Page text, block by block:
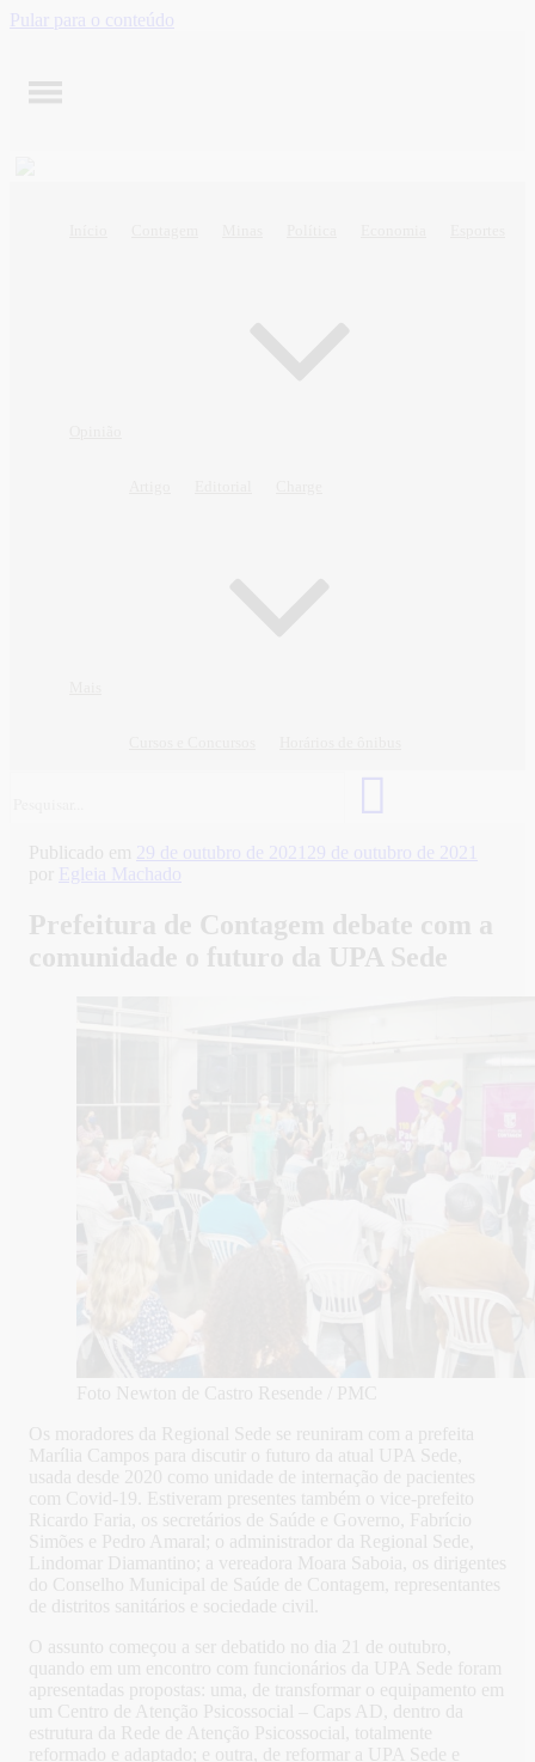
Pular para o conteúdo
Publicado em 29 de outubro de 2021
29 de outubro de 2021
por
Egleia Machado
Prefeitura de Contagem debate com a
comunidade o futuro da UPA Sede
Foto Newton de Castro Resende / PMC
Os moradores da Regional Sede se reuniram com a prefeita
Marília Campos para discutir o futuro da atual UPA Sede,
usada desde 2020 como unidade de internação de pacientes
com Covid-19. Estiveram presentes também o vice-prefeito
Ricardo Faria, os secretários de Saúde e Governo, Fabrício
Simões e Pedro Amaral; o administrador da Regional Sede,
Lindomar Diamantino; a vereadora Moara Saboia, os dirigentes
do Conselho Municipal de Saúde de Contagem, representantes
de distritos sanitários e sociedade civil.
O assunto começou a ser debatido no dia 21 de outubro,
quando em um encontro com funcionários da UPA Sede foram
apresentadas propostas: uma, de transformar o equipamento em
um Centro de Atenção Psicossocial – Caps AD, dentro da
estrutura da Rede de Atenção Psicossocial, totalmente
reformado e adaptado; e outra, de reformar a UPA Sede e